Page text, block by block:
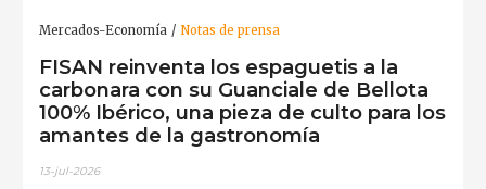
Mercados-Economía Notas de prensa
FISAN reinventa los espaguetis a la
carbonara con su Guanciale de Bellota
100% Ibérico, una pieza de culto para los
amantes de la gastronomía
13-jul-2026